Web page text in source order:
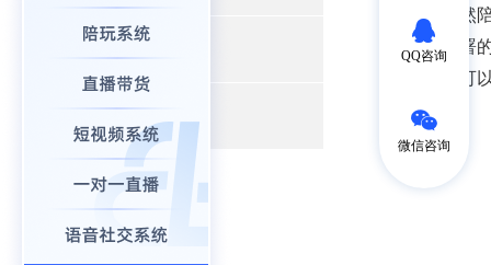
高端建站
选择。虽然
分布式部署
技术人员可
QQ咨询
微信咨询